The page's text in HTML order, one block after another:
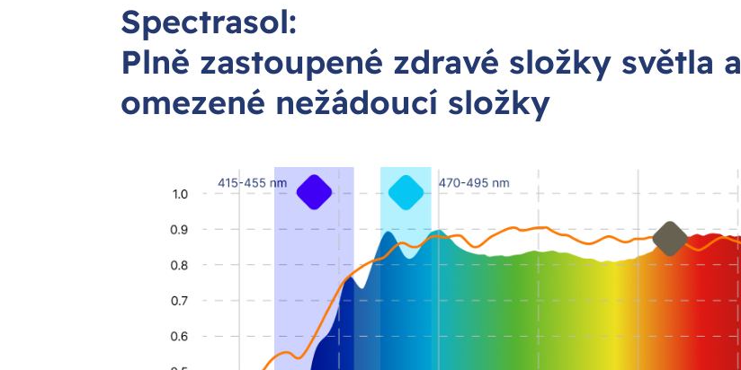
Spectrasol:
Plně zastoupené zdravé složky světla a
omezené nežádoucí složky